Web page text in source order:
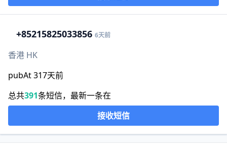
+85215825033856 6天前
香港 HK
pubAt 317天前
总共391条短信，最新一条在
接收短信